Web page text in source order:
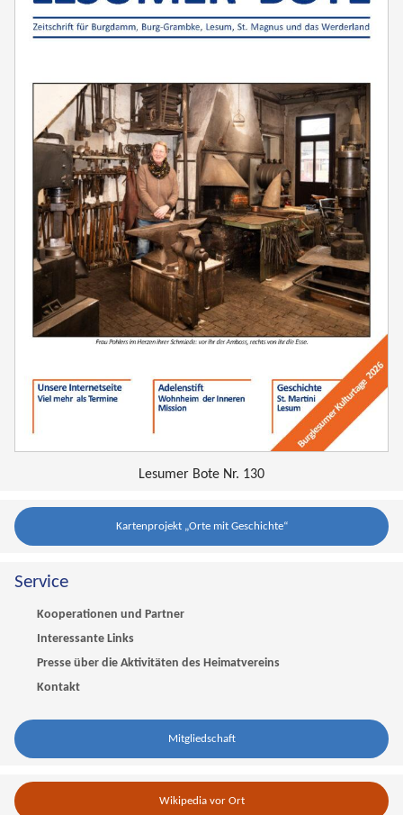
Lesumer Bote Nr. 130
Kartenprojekt „Orte mit Geschichte“
Service
Kooperationen und Partner
Interessante Links
Presse über die Aktivitäten des Heimatvereins
Kontakt
Mitgliedschaft
Wikipedia vor Ort